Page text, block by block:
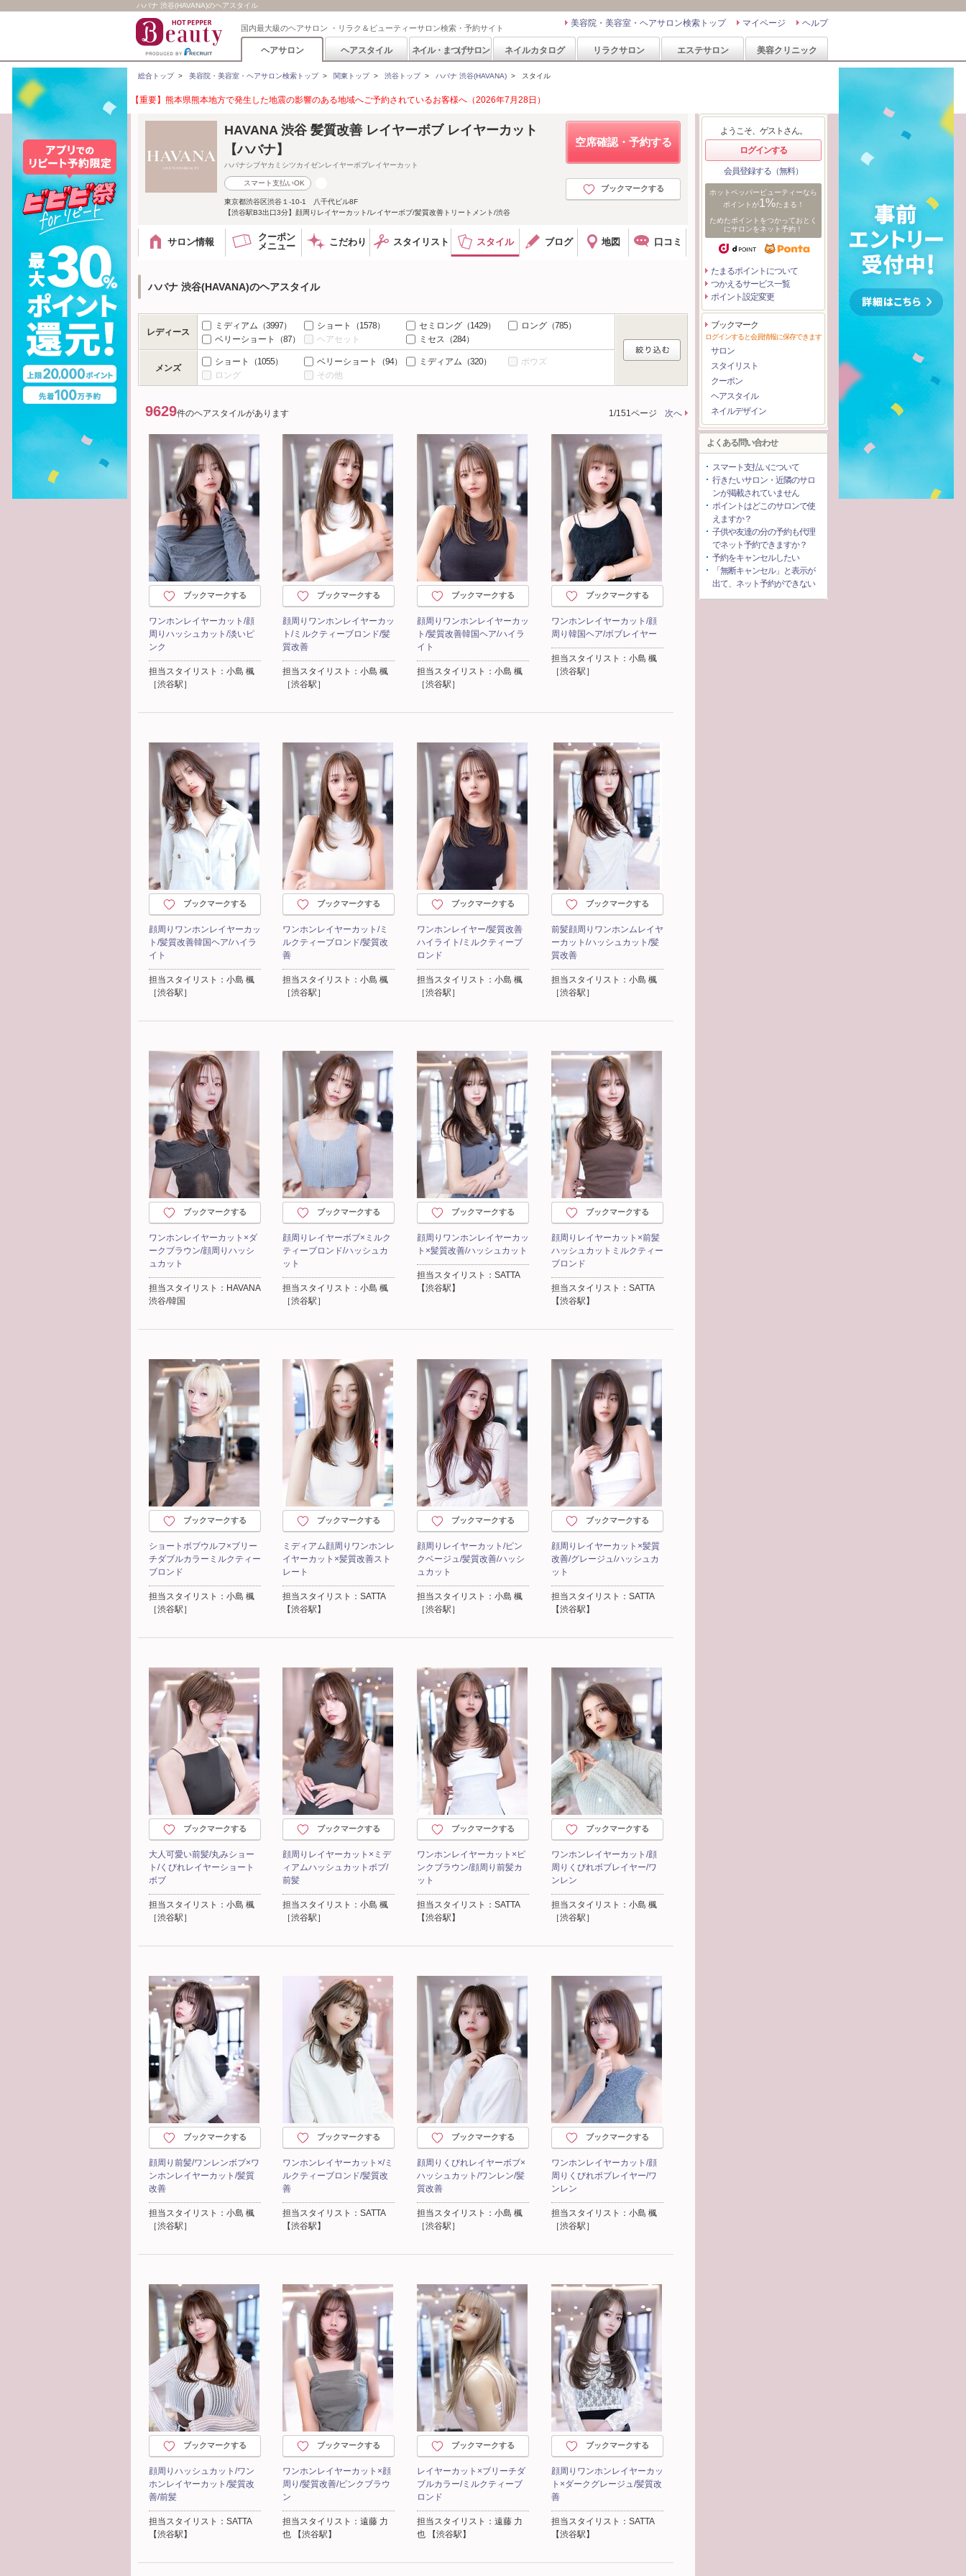
ハバナ 渋谷(HAVANA)のヘアスタイル
国内最大級のヘアサロン ・リラク＆ビューティーサロン検索・予約サイト ヘルプ
マイページ
美容院・美容室・ヘアサロン検索トップ
ヘアサロン ヘアスタイル ネイル・まつげサロン ネイルカタログ リラクサロン エステサロン 美容クリニック
総合トップ> 美容院・美容室・ヘアサロン検索トップ> 関東トップ> 渋谷トップ> ハバナ 渋谷(HAVANA) > スタイル
【重要】熊本県熊本地方で発生した地震の影響のある地域へご予約されているお客様へ（2026年7月28日）
空席確認・予約する
ブックマークする
HAVANA 渋谷 髪質改善 レイヤーボブ レイヤーカット
【ハバナ】
ハバナシブヤカミシツカイゼンレイヤーボブレイヤーカット
スマート支払いOK
東京都渋谷区渋谷１-10-1 八千代ビル8F
【渋谷駅B3出口3分】顔周りレイヤーカット/レイヤーボブ/髪質改善トリートメント/渋谷
サロン情報
クーポン
メニュー
こだわり スタイリスト スタイル ブログ 地図 口コミ
ハバナ 渋谷(HAVANA)のヘアスタイル
レディース
ミディアム （3997） ショート （1578） セミロング （1429） ロング （785）
ベリーショート
（87） ヘアセット ミセス （284）
メンズ
ショート （1055） ベリーショート （94） ミディアム （320）
ボウズ
ロング
その他
9629件のヘアスタイルがあります 1/151ページ 次へ
ブックマークする
ワンホンレイヤーカット/顔
周りハッシュカット/淡いピ
ンク
担当スタイリスト：小島 楓
［渋谷駅］
ブックマークする
顔周りワンホンレイヤーカッ
ト/ミルクティーブロンド/髪
質改善
担当スタイリスト：小島 楓
［渋谷駅］
ブックマークする
顔周りワンホンレイヤーカッ
ト/髪質改善韓国ヘア/ハイラ
イト
担当スタイリスト：小島 楓
［渋谷駅］
ブックマークする
ワンホンレイヤーカット/顔
周り韓国ヘア/ボブレイヤー
担当スタイリスト：小島 楓
［渋谷駅］
ブックマークする
顔周りワンホンレイヤーカッ
ト/髪質改善韓国ヘア/ハイラ
イト
担当スタイリスト：小島 楓
［渋谷駅］
ブックマークする
ワンホンレイヤーカット/ミ
ルクティーブロンド/髪質改
善
担当スタイリスト：小島 楓
［渋谷駅］
ブックマークする
ワンホンレイヤー/髪質改善
ハイライト/ミルクティーブ
ロンド
担当スタイリスト：小島 楓
［渋谷駅］
ブックマークする
前髪顔周りワンホンムレイヤ
ーカット/ハッシュカット/髪
質改善
担当スタイリスト：小島 楓
［渋谷駅］
ブックマークする
ワンホンレイヤーカット×ダ
ークブラウン/顔周りハッシ
ュカット
担当スタイリスト：HAVANA
渋谷/韓国
ブックマークする
顔周りレイヤーボブ×ミルク
ティーブロンド/ハッシュカ
ット
担当スタイリスト：小島 楓
［渋谷駅］
ブックマークする
顔周りワンホンレイヤーカッ
ト×髪質改善/ハッシュカット
担当スタイリスト：SATTA
【渋谷駅】
ブックマークする
顔周りレイヤーカット×前髪
ハッシュカットミルクティー
ブロンド
担当スタイリスト：SATTA
【渋谷駅】
ブックマークする
ショートボブウルフ×ブリー
チダブルカラーミルクティー
ブロンド
担当スタイリスト：小島 楓
［渋谷駅］
ブックマークする
ミディアム顔周りワンホンレ
イヤーカット×髪質改善スト
レート
担当スタイリスト：SATTA
【渋谷駅】
ブックマークする
顔周りレイヤーカット/ピン
クベージュ/髪質改善/ハッシ
ュカット
担当スタイリスト：小島 楓
［渋谷駅］
ブックマークする
顔周りレイヤーカット×髪質
改善/グレージュ/ハッシュカ
ット
担当スタイリスト：SATTA
【渋谷駅】
ブックマークする
大人可愛い前髪/丸みショー
ト/くびれレイヤーショート
ボブ
担当スタイリスト：小島 楓
［渋谷駅］
ブックマークする
顔周りレイヤーカット×ミデ
ィアムハッシュカットボブ/
前髪
担当スタイリスト：小島 楓
［渋谷駅］
ブックマークする
ワンホンレイヤーカット×ピ
ンクブラウン/顔周り前髪カ
ット
担当スタイリスト：SATTA
【渋谷駅】
ブックマークする
ワンホンレイヤーカット/顔
周りくびれボブレイヤー/ワ
ンレン
担当スタイリスト：小島 楓
［渋谷駅］
ブックマークする
顔周り前髪/ワンレンボブ×ワ
ンホンレイヤーカット/髪質
改善
担当スタイリスト：小島 楓
［渋谷駅］
ブックマークする
ワンホンレイヤーカット×/ミ
ルクティーブロンド/髪質改
善
担当スタイリスト：SATTA
【渋谷駅】
ブックマークする
顔周りくびれレイヤーボブ×
ハッシュカット/ワンレン/髪
質改善
担当スタイリスト：小島 楓
［渋谷駅］
ブックマークする
ワンホンレイヤーカット/顔
周りくびれボブレイヤー/ワ
ンレン
担当スタイリスト：小島 楓
［渋谷駅］
ブックマークする
顔周りハッシュカット/ワン
ホンレイヤーカット/髪質改
善/前髪
担当スタイリスト：SATTA
【渋谷駅】
ブックマークする
ワンホンレイヤーカット×顔
周り/髪質改善/ピンクブラウ
ン
担当スタイリスト：遠藤 力
也 【渋谷駅】
ブックマークする
レイヤーカット×ブリーチダ
ブルカラー/ミルクティーブ
ロンド
担当スタイリスト：遠藤 力
也 【渋谷駅】
ブックマークする
顔周りワンホンレイヤーカッ
ト×ダークグレージュ/髪質改
善
担当スタイリスト：SATTA
【渋谷駅】
ようこそ、ゲストさん。
ログインする
会員登録する（無料）
ホットペッパービューティーなら
ポイントが1%たまる！
ためたポイントをつかっておとく
にサロンをネット予約！
たまるポイントについて
つかえるサービス一覧
ポイント設定変更
ブックマーク
ログインすると会員情報に保存できます
サロン
スタイリスト
クーポン
ヘアスタイル
ネイルデザイン
よくある問い合わせ
スマート支払いについて
行きたいサロン・近隣のサロ
ンが掲載されていません
ポイントはどこのサロンで使
えますか？
子供や友達の分の予約も代理
でネット予約できますか？
予約をキャンセルしたい
「無断キャンセル」と表示が
出て、ネット予約ができない